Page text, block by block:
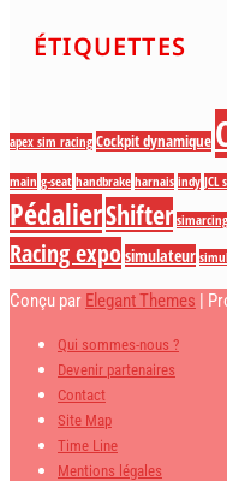
ÉTIQUETTES
apex sim racing Cockpit dynamique
main g-seat handbrake harnais indy JCL
PédalierShifter simarcing
Racing exposimulateur
Conçu par Elegant Themes |
Qui sommes-nous ?
Devenir partenaires
Contact
Site Map
Time Line
Mentions légales